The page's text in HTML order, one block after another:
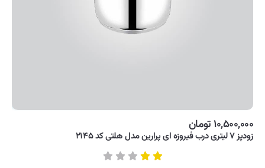
۱۰,۵۰۰,۰۰۰ تومان
زودپز ۷ لیتری درب فیروزه ای پرارین مدل هلتی کد ۲۱۴۵